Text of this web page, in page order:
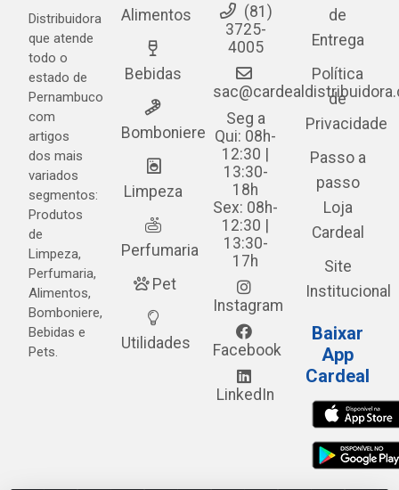
Distribuidora
que atende
todo o
estado de
Pernambuco
com
artigos
dos mais
variados
segmentos:
Produtos
de
Limpeza,
Perfumaria,
Alimentos,
Bomboniere,
Bebidas e
Pets.
Alimentos
Bebidas
Bomboniere
Limpeza
Perfumaria
Pet
Utilidades
(81)
3725-
4005
Seg a
Qui: 08h-
12:30 |
13:30-
18h
Sex: 08h-
12:30 |
13:30-
17h
Instagram
Facebook
LinkedIn
de
Entrega
Política
de
Privacidade
Passo a
passo
Loja
Cardeal
Site
Institucional
Baixar
App
Cardeal